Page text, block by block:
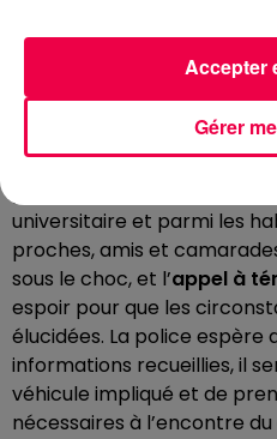
nuit.
UN APPEL À
PAR LA POLICE
Le décès de ce jeune
universitaire et parmi les
proches, amis et
sous le choc, et l’appel à
espoir pour que les
élucidées. La police espère
informations recueillies, il
véhicule impliqué et de
nécessaires à l’encontre
Gérer
Accepter